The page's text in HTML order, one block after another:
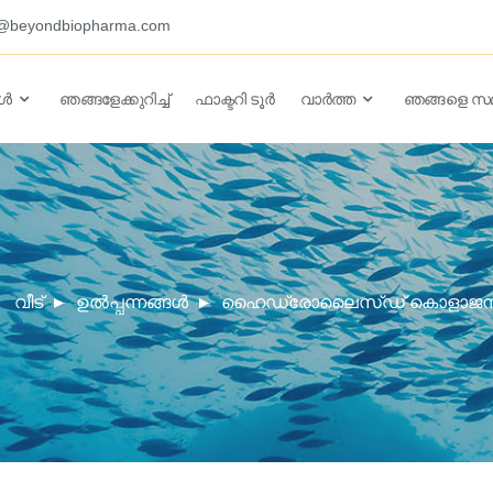
ഞങ്ങളേക്കുറിച്ച് ഫാക്ടറി ടൂർ വാർത്ത ഞങ്ങളെ
വീട് ഉൽപ്പന്നങ്ങൾ ഹൈഡ്രോലൈസ്ഡ്